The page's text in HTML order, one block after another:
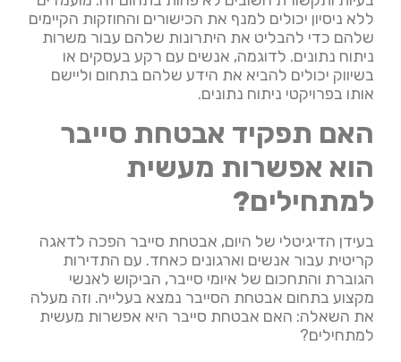
ללא ניסיון יכולים למנף את הכישורים והחוזקות הקיימים
שלהם כדי להבליט את היתרונות שלהם עבור משרות
ניתוח נתונים. לדוגמה, אנשים עם רקע בעסקים או
בשיווק יכולים להביא את הידע שלהם בתחום וליישם
אותו בפרויקטי ניתוח נתונים.
האם תפקיד אבטחת סייבר
הוא אפשרות מעשית
למתחילים?
בעידן הדיגיטלי של היום, אבטחת סייבר הפכה לדאגה
קריטית עבור אנשים וארגונים כאחד. עם התדירות
הגוברת והתחכום של איומי סייבר, הביקוש לאנשי
מקצוע בתחום אבטחת הסייבר נמצא בעלייה. וזה מעלה
את השאלה: האם אבטחת סייבר היא אפשרות מעשית
למתחילים?